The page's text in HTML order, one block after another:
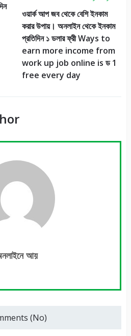
ওয়ার্ক আপ জব থেকে বেশি ইনকাম
করার উপায়। অনলাইন থেকে ইনকাম
প্রতিদিন ১ ডলার ফ্রী Ways to
earn more income from
work up job online is ড 1
free every day
আয়
(No)